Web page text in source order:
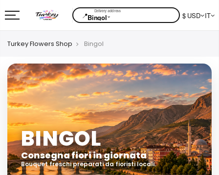
📍Bingol⌄ $ USD IT
Turkey Flowers Shop Bingol
BINGOL
Consegna fiori in giornata
Bouquet freschi preparati da fioristi locali.